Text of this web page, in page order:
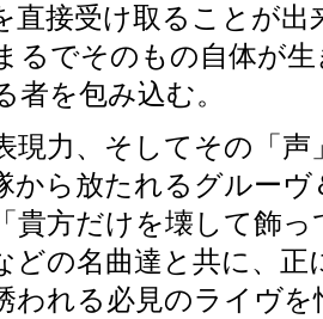
直接受け取ることが出
るでそのもの自体が
者を包み込む。
現力、そしてその「声
から放たれるグルー
貴方だけを壊して飾
どの名曲達と共に、正
われる必見のライヴ